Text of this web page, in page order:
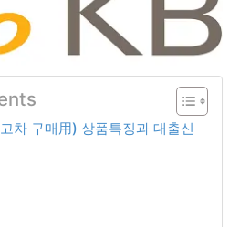
차 구매用) 상품특징과 대출신